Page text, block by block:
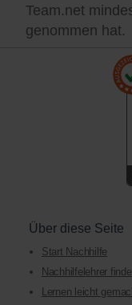
Team.net
genommen hat.
Über diese Seite
Start Nachhilfe
Nachhilfelehrer
Lernen leicht